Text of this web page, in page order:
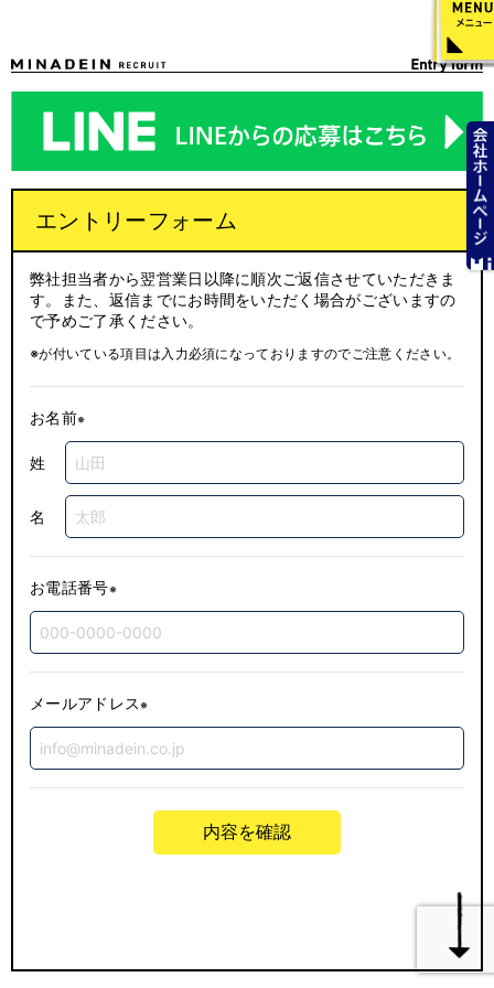
エントリーフォーム
弊社担当者から翌営業日以降に順次ご返信させていただきま
す。また、返信までにお時間をいただく場合がございますの
で予めご了承ください。
※が付いている項目は入力必須になっておりますのでご注意ください。
お名前
姓
名
お電話番号
メールアドレス
内容を確認